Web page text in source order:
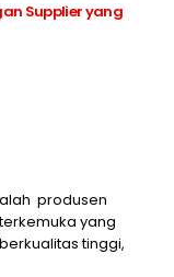
Supplier yang
produsen
yang
tinggi,